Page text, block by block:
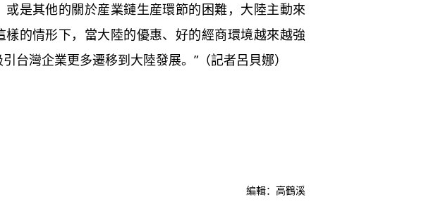
或是其他的關於産業鏈生産環節的困難，大陸主動來
樣的情形下，當大陸的優惠、好的經商環境越來越強
台灣企業更多遷移到大陸發展。”（記者呂貝娜）
編輯：高鶴溪